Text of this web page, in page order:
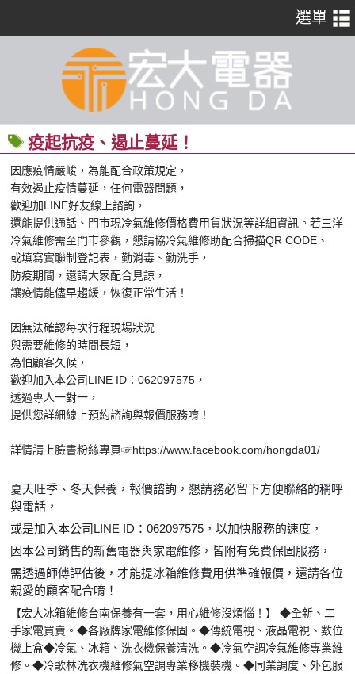
疫起抗疫、遏止蔓延！
因應疫情嚴峻，為能配合政策規定，
有效遏止疫情蔓延，任何電器問題，
歡迎加LINE好友線上諮詢，
還能提供通話、門市現冷氣維修價格費用貨狀況等詳細資訊。若三洋
冷氣維修需至門市參觀，懇請協冷氣維修助配合掃描QR CODE、
或填寫實聯制登記表，勤消毒、勤洗手，
防疫期間，還請大家配合見諒，
讓疫情能儘早趨緩，恢復正常生活！
因無法確認每次行程現場狀況
與需要維修的時間長短，
為怕顧客久候，
歡迎加入本公司LINE ID：062097575，
透過專人一對一，
提供您詳細線上預約諮詢與報價服務唷！
詳情請上臉書粉絲專頁☞https://www.facebook.com/hongda01/
夏天旺季、冬天保養，報價諮詢，懇請務必留下方便聯絡的稱呼
與電話，
或是加入本公司LINE ID：062097575，以加快服務的速度，
因本公司銷售的新舊電器與家電維修，皆附有免費保固服務，
需透過師傅評估後，才能提冰箱維修費用供準確報價，還請各位
親愛的顧客配合唷！
【宏大冰箱維修台南保養有一套，用心維修沒煩惱！】 ◆全新、二
手家電買賣。◆各廠牌家電維修保固。◆傳統電視、液晶電視、數位
機上盒◆冷氣、冰箱、洗衣機保養清洗。◆冷氣空調冷氣維修專業維
修。◆冷歌林洗衣機維修氣空調專業移機裝機。◆同業調度、外包服